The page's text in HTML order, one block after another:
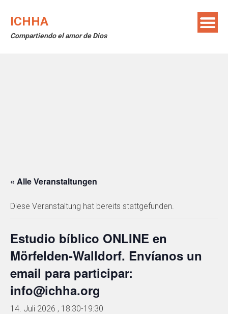
ICHHA
Compartiendo el amor de Dios
« Alle Veranstaltungen
Diese Veranstaltung hat bereits stattgefunden.
Estudio bíblico ONLINE en
Mörfelden-Walldorf. Envíanos un
email para participar:
info@ichha.org
14. Juli 2026 , 18:30-19:30